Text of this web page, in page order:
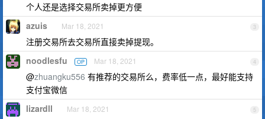
个人还是选择交易所卖掉更方便
3
azuis Mar 18, 2021
注册交易所去交易所直接卖掉提现。
4
noodlesfu OP Mar 18, 2021
@zhuangku556 有推荐的交易所么，费率低一点，最好能支持
支付宝微信
5
lizardll Mar 18, 2021